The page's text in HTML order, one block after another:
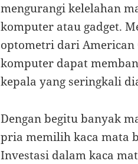
mengurangi kelelahan
komputer atau gadget.
optometri dari American
komputer dapat
kepala yang seringkali
Dengan begitu banyak
pria memilih kaca mata
Investasi dalam kaca